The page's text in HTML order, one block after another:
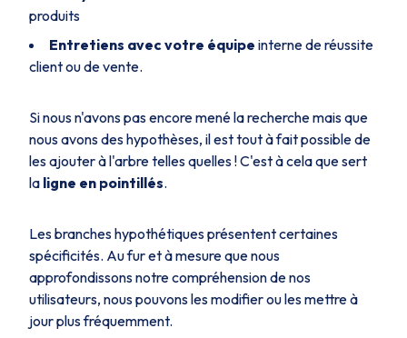
produits
Entretiens avec votre équipe interne de réussite
client ou de vente.
Si nous n'avons pas encore mené la recherche mais que
nous avons des hypothèses, il est tout à fait possible de
les ajouter à l'arbre telles quelles ! C'est à cela que sert
la ligne en pointillés.
Les branches hypothétiques présentent certaines
spécificités. Au fur et à mesure que nous
approfondissons notre compréhension de nos
utilisateurs, nous pouvons les modifier ou les mettre à
jour plus fréquemment.